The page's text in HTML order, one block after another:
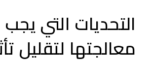
التحديات التي يجب
معالجتها لتقليل